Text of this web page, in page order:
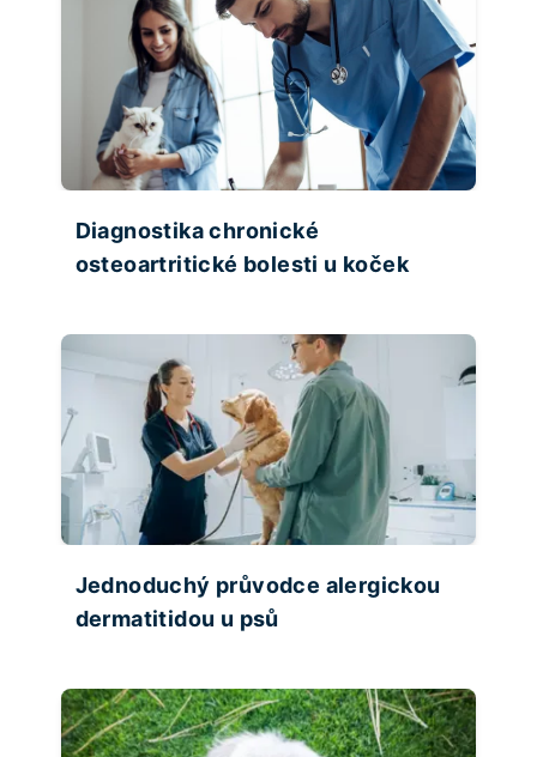
Diagnostika chronické
osteoartritické bolesti u koček
Jednoduchý průvodce alergickou
dermatitidou u psů